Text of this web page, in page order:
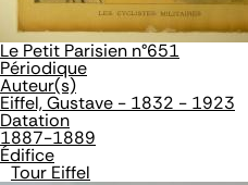
Le Petit Parisien n°651
Périodique
Auteur(s)
Eiffel, Gustave - 1832 - 1923
Datation
1887-1889
Édifice
Tour Eiffel